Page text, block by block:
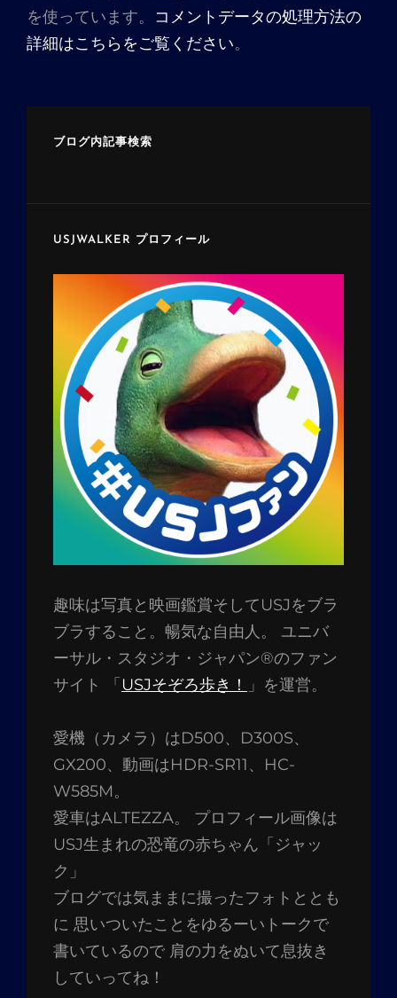
を使っています。 コメントデータの処理方法の
詳細はこちらをご覧ください。
ブログ内記事検索
USJWALKER プロフィール
趣味は写真と映画鑑賞そしてUSJをブラ
ブラすること。暢気な自由人。 ユニバ
ーサル・スタジオ・ジャパン®のファン
サイト 「 USJそぞろ歩き！ 」を運営。
愛機（カメラ）はD500、D300S、
GX200、動画はHDR-SR11、HC-
W585M。
愛車はALTEZZA。 プロフィール画像は
USJ生まれの恐竜の赤ちゃん「ジャッ
ク」
ブログでは気ままに撮ったフォトととも
に 思いついたことをゆるーいトークで
書いているので 肩の力をぬいて息抜き
していってね！